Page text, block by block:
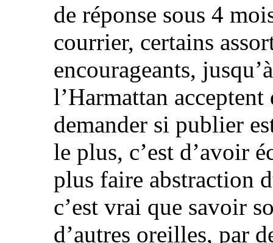
de réponse sous 4
courrier, certains
encourageants,
l’Harmattan
demander si publier
le plus, c’est d’avoir
plus faire abstraction
c’est vrai que savoir
d’autres oreilles, par